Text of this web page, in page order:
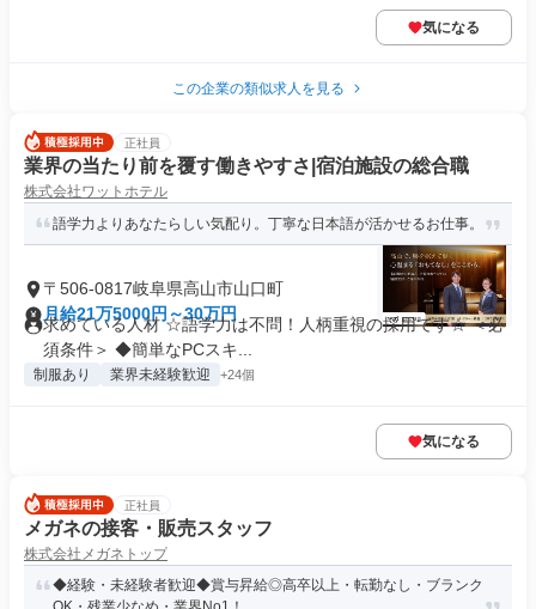
気になる
この企業の類似求人を見る
正社員
業界の当たり前を覆す働きやすさ|宿泊施設の総合職
株式会社ワットホテル
語学力よりあなたらしい気配り。丁寧な日本語が活かせるお仕事。
〒506-0817岐阜県高山市山口町
月給21万5000円～30万円
求めている人材 ☆語学力は不問！人柄重視の採用です☆ ＜必
須条件＞ ◆簡単なPCスキ...
制服あり 業界未経験歓迎 +24個
気になる
正社員
メガネの接客・販売スタッフ
株式会社メガネトップ
◆経験・未経験者歓迎◆賞与昇給◎高卒以上・転勤なし・ブランク